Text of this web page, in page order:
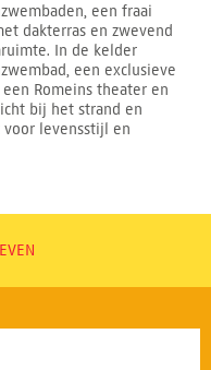
een fraai
dakterras en zwevend
In de kelder
een exclusieve
Romeins theater en
bij het strand en
levensstijl en